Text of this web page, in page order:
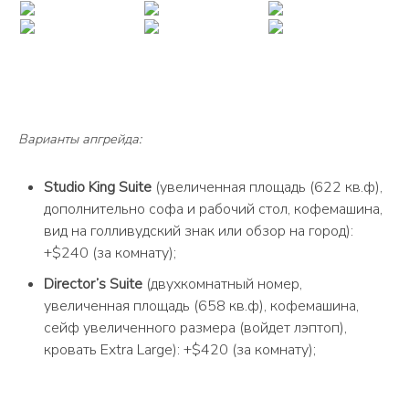
Варианты апгрейда:
Studio King Suite (увеличенная площадь (622 кв.ф),
дополнительно софа и рабочий стол, кофемашина,
вид на голливудский знак или обзор на город):
+$240 (за комнату);
Director’s Suite (двухкомнатный номер,
увеличенная площадь (658 кв.ф), кофемашина,
сейф увеличенного размера (войдет лэптоп),
кровать Extra Large): +$420 (за комнату);